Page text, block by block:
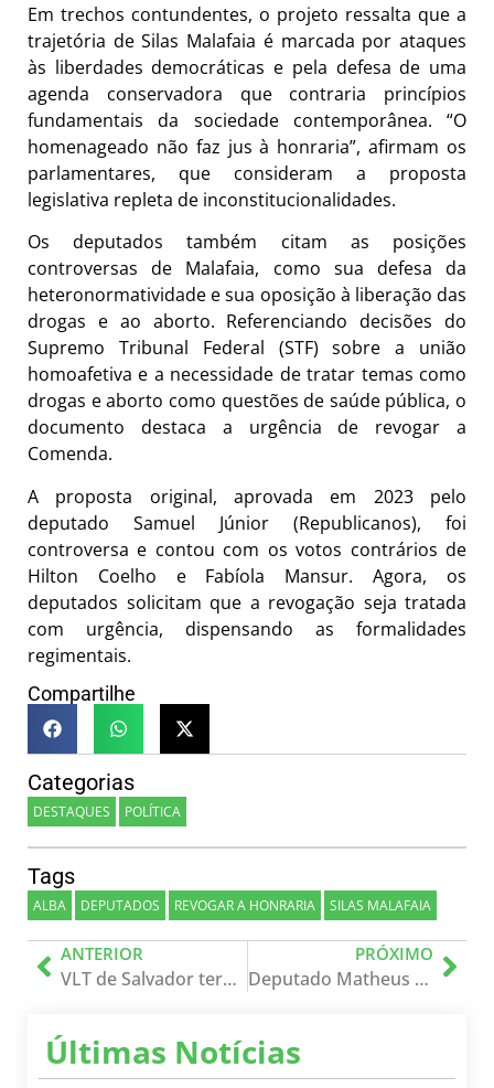
Em trechos contundentes, o projeto ressalta que a
trajetória de Silas Malafaia é marcada por ataques
às liberdades democráticas e pela defesa de uma
agenda conservadora que contraria princípios
fundamentais da sociedade contemporânea. “O
homenageado não faz jus à honraria”, afirmam os
parlamentares, que consideram a proposta
legislativa repleta de inconstitucionalidades.
Os deputados também citam as posições
controversas de Malafaia, como sua defesa da
heteronormatividade e sua oposição à liberação das
drogas e ao aborto. Referenciando decisões do
Supremo Tribunal Federal (STF) sobre a união
homoafetiva e a necessidade de tratar temas como
drogas e aborto como questões de saúde pública, o
documento destaca a urgência de revogar a
Comenda.
A proposta original, aprovada em 2023 pelo
deputado Samuel Júnior (Republicanos), foi
controversa e contou com os votos contrários de
Hilton Coelho e Fabíola Mansur. Agora, os
deputados solicitam que a revogação seja tratada
com urgência, dispensando as formalidades
regimentais.
Compartilhe
Categorias
DESTAQUES POLÍTICA
Tags
ALBA DEPUTADOS REVOGAR A HONRARIA SILAS MALAFAIA
ANTERIOR
VLT de Salvador terá vagões adaptados para marisqueiras e ambulantes
PRÓXIMO
Deputado Matheus Ferreira quer criar índice para medir a segurança nas escolas baianas
Últimas Notícias